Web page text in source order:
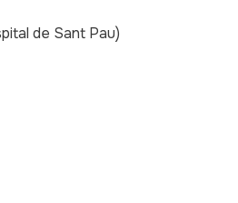
de Sant Pau)